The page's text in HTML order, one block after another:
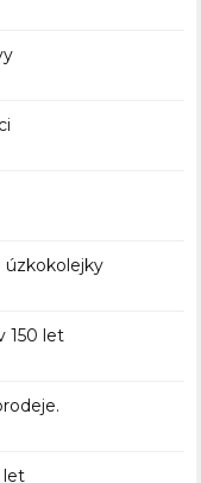
úzkokolejky
150 let
let